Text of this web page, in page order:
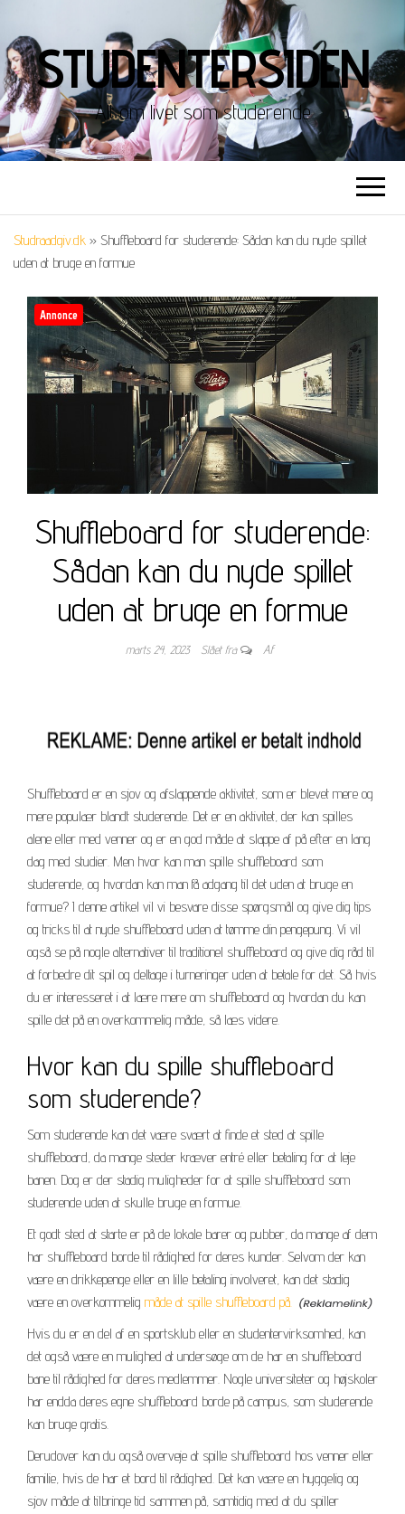
STUDENTERSIDEN
Alt om livet som studerende
Studraadgiv.dk » Shuffleboard for studerende: Sådan kan du nyde spillet
uden at bruge en formue
Annonce
Shuffleboard for studerende:
Sådan kan du nyde spillet
uden at bruge en formue
marts 24, 2023 Slået fra Af
Shuffleboard er en sjov og afslappende aktivitet, som er blevet mere og
mere populær blandt studerende. Det er en aktivitet, der kan spilles
alene eller med venner og er en god måde at slappe af på efter en lang
dag med studier. Men hvor kan man spille shuffleboard som
studerende, og hvordan kan man få adgang til det uden at bruge en
formue? I denne artikel vil vi besvare disse spørgsmål og give dig tips
og tricks til at nyde shuffleboard uden at tømme din pengepung. Vi vil
også se på nogle alternativer til traditionel shuffleboard og give dig råd til
at forbedre dit spil og deltage i turneringer uden at betale for det. Så hvis
du er interesseret i at lære mere om shuffleboard og hvordan du kan
spille det på en overkommelig måde, så læs videre.
Hvor kan du spille shuffleboard
som studerende?
Som studerende kan det være svært at finde et sted at spille
shuffleboard, da mange steder kræver entré eller betaling for at leje
banen. Dog er der stadig muligheder for at spille shuffleboard som
studerende uden at skulle bruge en formue.
Et godt sted at starte er på de lokale barer og pubber, da mange af dem
har shuffleboard borde til rådighed for deres kunder. Selvom der kan
være en drikkepenge eller en lille betaling involveret, kan det stadig
være en overkommelig måde at spille shuffleboard på.
Hvis du er en del af en sportsklub eller en studentervirksomhed, kan
det også være en mulighed at undersøge om de har en shuffleboard
bane til rådighed for deres medlemmer. Nogle universiteter og højskoler
har endda deres egne shuffleboard borde på campus, som studerende
kan bruge gratis.
Derudover kan du også overveje at spille shuffleboard hos venner eller
familie, hvis de har et bord til rådighed. Det kan være en hyggelig og
sjov måde at tilbringe tid sammen på, samtidig med at du spiller